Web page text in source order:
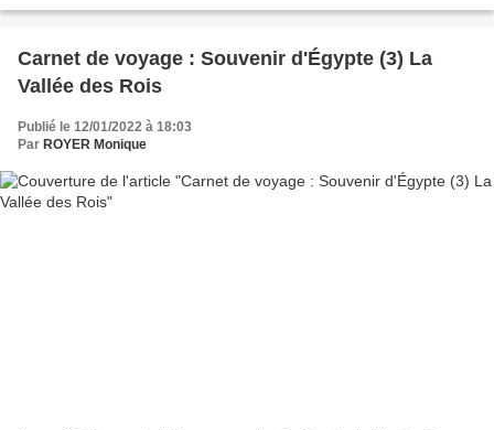
Carnet de voyage : Souvenir d'Égypte (3) La
Vallée des Rois
Publié le 12/01/2022 à 18:03
Par ROYER Monique